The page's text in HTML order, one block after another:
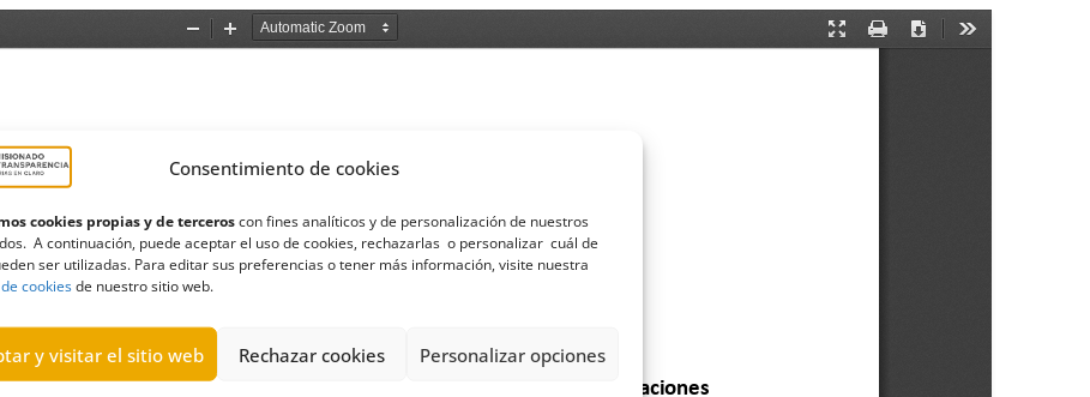
Consentimiento de cookies
cookies propias y de terceroscon fines analíticos y de personalización de nuestros
A continuación, puede aceptar el uso de cookies, rechazarlas o personalizar cuál de
ser utilizadas. Para editar sus preferencias o tener más información, visite nuestra
cookiesde nuestro sitio web.
y visitar el sitio web Rechazar cookies Personalizar opciones